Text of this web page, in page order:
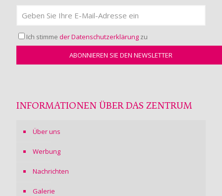
Ich stimme der Datenschutzerklärung zu
INFORMATIONEN ÜBER DAS ZENTRUM
Über uns
Werbung
Nachrichten
Galerie